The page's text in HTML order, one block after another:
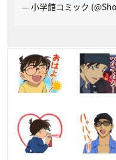
— 小学館コミック